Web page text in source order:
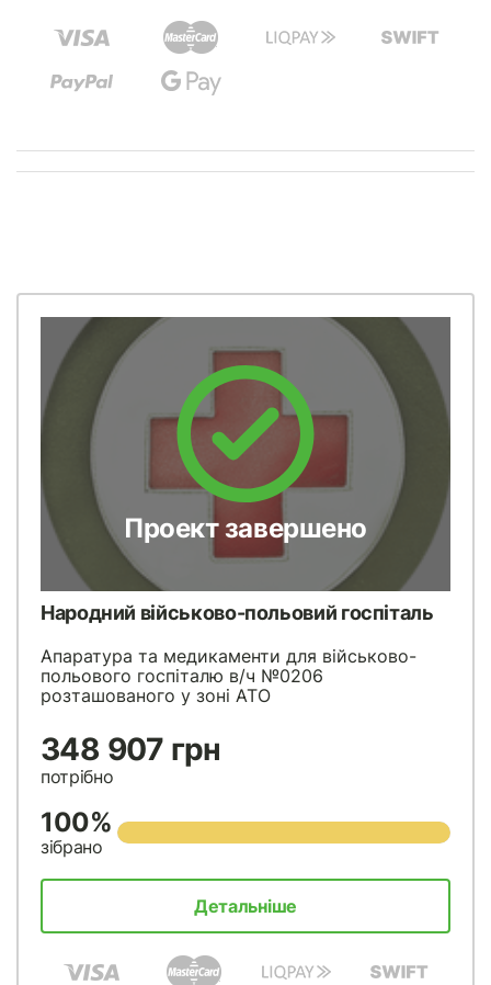
Проект завершено
Народний військово-польовий госпіталь
Апаратура та медикаменти для військово-
польового госпіталю в/ч №0206
розташованого у зоні АТО
348 907 грн
потрібно
100%
зібрано
Детальніше